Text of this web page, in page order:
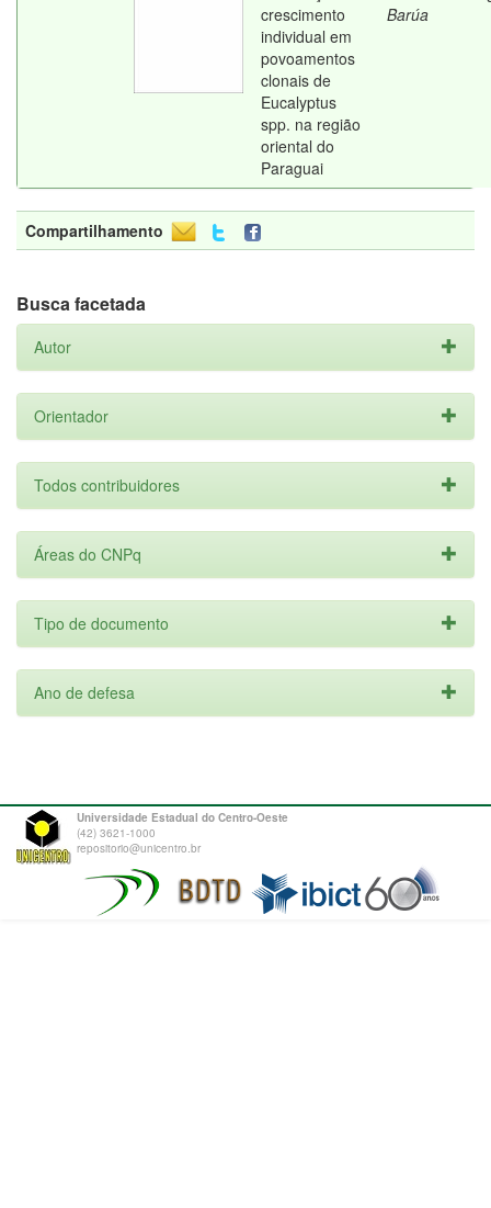
crescimento
individual em
povoamentos
clonais de
Eucalyptus
spp. na região
oriental do
Paraguai
Barúa
Compartilhamento
Busca facetada
Autor
Orientador
Todos contribuidores
Áreas do CNPq
Tipo de documento
Ano de defesa
Universidade Estadual do Centro-Oeste
(42) 3621-1000
repositorio@unicentro.br